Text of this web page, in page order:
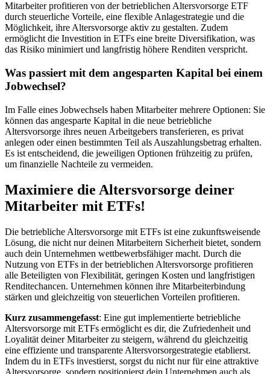
Mitarbeiter profitieren von der betrieblichen Altersvorsorge ETF
durch steuerliche Vorteile, eine flexible Anlagestrategie und die
Möglichkeit, ihre Altersvorsorge aktiv zu gestalten. Zudem
ermöglicht die Investition in ETFs eine breite Diversifikation, was
das Risiko minimiert und langfristig höhere Renditen verspricht.
Was passiert mit dem angesparten Kapital bei einem
Jobwechsel?
Im Falle eines Jobwechsels haben Mitarbeiter mehrere Optionen: Sie
können das angesparte Kapital in die neue betriebliche
Altersvorsorge ihres neuen Arbeitgebers transferieren, es privat
anlegen oder einen bestimmten Teil als Auszahlungsbetrag erhalten.
Es ist entscheidend, die jeweiligen Optionen frühzeitig zu prüfen,
um finanzielle Nachteile zu vermeiden.
Maximiere die Altersvorsorge deiner
Mitarbeiter mit ETFs!
Die betriebliche Altersvorsorge mit ETFs ist eine zukunftsweisende
Lösung, die nicht nur deinen Mitarbeitern Sicherheit bietet, sondern
auch dein Unternehmen wettbewerbsfähiger macht. Durch die
Nutzung von ETFs in der betrieblichen Altersvorsorge profitieren
alle Beteiligten von Flexibilität, geringen Kosten und langfristigen
Renditechancen. Unternehmen können ihre Mitarbeiterbindung
stärken und gleichzeitig von steuerlichen Vorteilen profitieren.
Kurz zusammengefasst: Eine gut implementierte betriebliche
Altersvorsorge mit ETFs ermöglicht es dir, die Zufriedenheit und
Loyalität deiner Mitarbeiter zu steigern, während du gleichzeitig
eine effiziente und transparente Altersvorsorgestrategie etablierst.
Indem du in ETFs investierst, sorgst du nicht nur für eine attraktive
Altersvorsorge, sondern positionierst dein Unternehmen auch als